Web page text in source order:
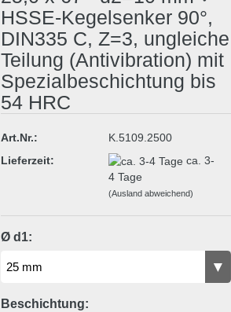
Konto erstellen
Passwort vergessen?
HSSE-Kegelsenker 90°,
DIN335 C, Z=3, ungleiche
Teilung (Antivibration) mit
Spezialbeschichtung bis
54 HRC
Art.Nr.:
K.5109.2500
Lieferzeit:
ca. 3-
4 Tage
(Ausland abweichend)
Ø d1:
Beschichtung: